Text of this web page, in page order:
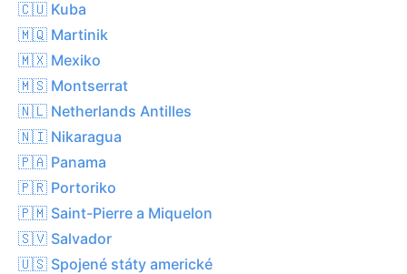
🇨🇺 Kuba
🇲🇶 Martinik
🇲🇽 Mexiko
🇲🇸 Montserrat
🇳🇱 Netherlands Antilles
🇳🇮 Nikaragua
🇵🇦 Panama
🇵🇷 Portoriko
🇵🇲 Saint-Pierre a Miquelon
🇸🇻 Salvador
🇺🇸 Spojené státy americké